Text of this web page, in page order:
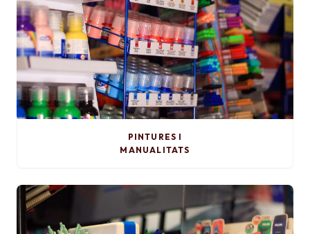
PINTURES I
MANUALITATS